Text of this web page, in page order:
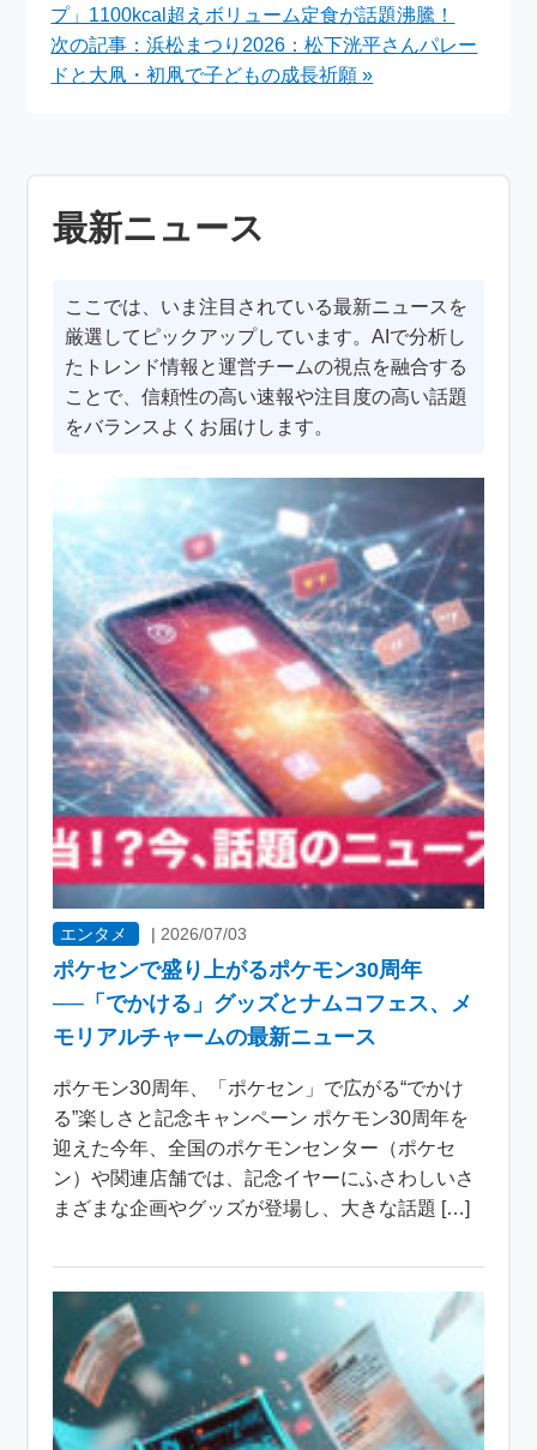
プ」1100kcal超えボリューム定食が話題沸騰！
次の記事：浜松まつり2026：松下洸平さんパレー
ドと大凧・初凧で子どもの成長祈願 »
最新ニュース
ここでは、いま注目されている最新ニュースを
厳選してピックアップしています。AIで分析し
たトレンド情報と運営チームの視点を融合する
ことで、信頼性の高い速報や注目度の高い話題
をバランスよくお届けします。
エンタメ | 2026/07/03
ポケセンで盛り上がるポケモン30周年
──「でかける」グッズとナムコフェス、メ
モリアルチャームの最新ニュース
ポケモン30周年、「ポケセン」で広がる“でかけ
る”楽しさと記念キャンペーン ポケモン30周年を
迎えた今年、全国のポケモンセンター（ポケセ
ン）や関連店舗では、記念イヤーにふさわしいさ
まざまな企画やグッズが登場し、大きな話題 […]